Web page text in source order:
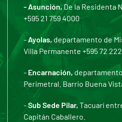
- Asunción,De la Residenta
+595 21 759 4000
-Ayolas, departamento de
Villa Permanente +595 72 222
- Encarnación,
Perimetral. Barrio Buena
-Sub Sede Pilar, Tacuarí
Capitán Caballero.